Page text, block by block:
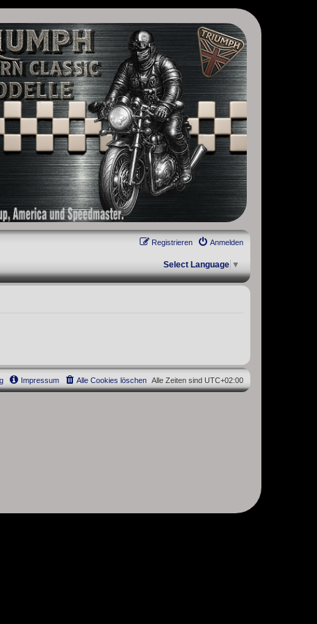
Scrambler, Bobber, Speed Twin, Street Scrambler, Street Twin,
Anmelden
Registrieren
Select Language ▼
Alle Zeiten sind UTC+02:00
Alle Cookies löschen
Impressum